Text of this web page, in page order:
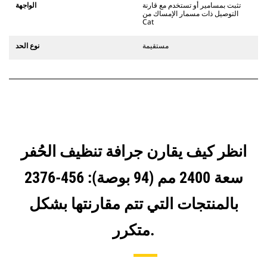
الثابتة. تتميز قارنات التوصيل المخصصة
تتوفر قارنات التوصيل المخصصة من
الواجهة
تثبت بمسامير أو تستخدم مع قارنة
التوصيل ذات مسمار الإمساك من
Cat
نوع الحد مستقيمة
انظر كيف يقارن جرافة تنظيف الحُفر
سعة 2400 مم (94 بوصة): 456-2376
بالمنتجات التي تتم مقارنتها بشكل
متكرر.